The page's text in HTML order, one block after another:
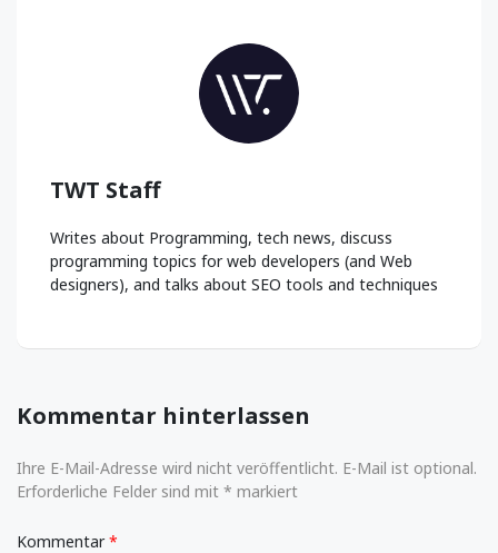
TWT Staff
Writes about Programming, tech news, discuss
programming topics for web developers (and Web
designers), and talks about SEO tools and techniques
Kommentar hinterlassen
Ihre E-Mail-Adresse wird nicht veröffentlicht. E-Mail ist optional.
Erforderliche Felder sind mit * markiert
Kommentar